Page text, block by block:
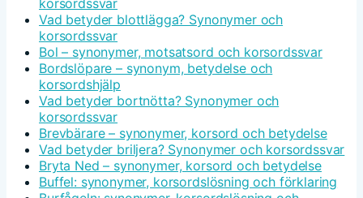
korsordssvar
Vad betyder blottlägga? Synonymer och
korsordssvar
Bol – synonymer, motsatsord och korsordssvar
Bordslöpare – synonym, betydelse och
korsordshjälp
Vad betyder bortnötta? Synonymer och
korsordssvar
Brevbärare – synonymer, korsord och betydelse
Vad betyder briljera? Synonymer och korsordssvar
Bryta Ned – synonymer, korsord och betydelse
Buffel: synonymer, korsordslösning och förklaring